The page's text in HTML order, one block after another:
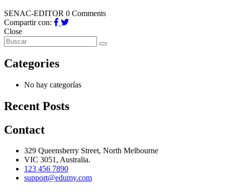
SENAC-EDITOR 0 Comments
Compartir con:
Close
Categories
No hay categorías
Recent Posts
Contact
329 Queensberry Street, North Melbourne
VIC 3051, Australia.
123 456 7890
support@edumy.com